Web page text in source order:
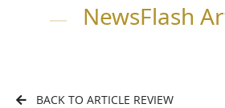
NewsFlash
BACK TO ARTICLE REVIEW